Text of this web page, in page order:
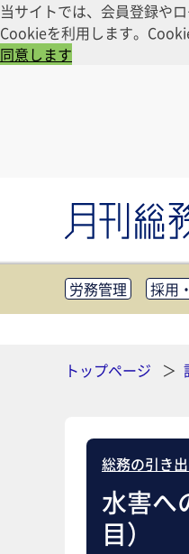
当サイトでは、会員登録や
Cookieを利用します。
同意します
労務管理 採用
知財管理
リス
トップページ
総務の引き
水害へ
目）